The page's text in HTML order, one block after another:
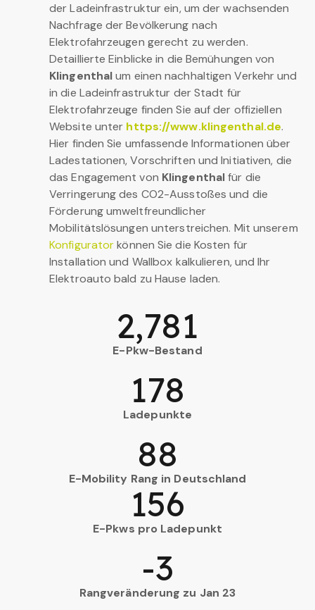
der Ladeinfrastruktur ein, um der wachsenden
Nachfrage der Bevölkerung nach
Elektrofahrzeugen gerecht zu werden.
Detaillierte Einblicke in die Bemühungen von
Klingenthalum einen nachhaltigen Verkehr und
in die Ladeinfrastruktur der Stadt für
Elektrofahrzeuge finden Sie auf der offiziellen
Website unter https://www.klingenthal.de.
Hier finden Sie umfassende Informationen über
Ladestationen, Vorschriften und Initiativen, die
das Engagement von Klingenthalfür die
Verringerung des CO2-Ausstoßes und die
Förderung umweltfreundlicher
Mobilitätslösungen unterstreichen. Mit unserem
Konfiguratorkönnen Sie die Kosten für
Installation und Wallbox kalkulieren, und Ihr
Elektroauto bald zu Hause laden.
E-Pkw-Bestand
2,781
Ladepunkte
178
E-Mobility Rang in Deutschland
88
E-Pkws pro Ladepunkt
156
Rangveränderung zu Jan 23
-3